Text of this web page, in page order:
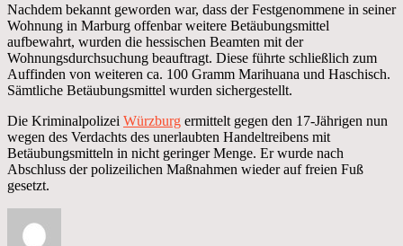
Nachdem bekannt geworden war, dass der Festgenommene in seiner
Wohnung in Marburg offenbar weitere Betäubungsmittel
aufbewahrt, wurden die hessischen Beamten mit der
Wohnungsdurchsuchung beauftragt. Diese führte schließlich zum
Auffinden von weiteren ca. 100 Gramm Marihuana und Haschisch.
Sämtliche Betäubungsmittel wurden sichergestellt.
Die Kriminalpolizei Würzburg ermittelt gegen den 17-Jährigen nun
wegen des Verdachts des unerlaubten Handeltreibens mit
Betäubungsmitteln in nicht geringer Menge. Er wurde nach
Abschluss der polizeilichen Maßnahmen wieder auf freien Fuß
gesetzt.